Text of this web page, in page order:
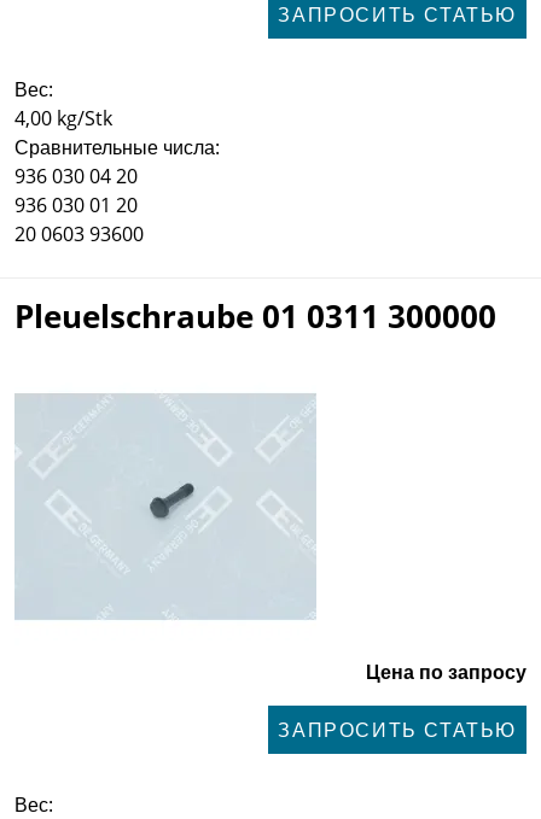
ЗАПРОСИТЬ СТАТЬЮ
Вес:
4,00 kg/Stk
Сравнительные числа:
936 030 04 20
936 030 01 20
20 0603 93600
Pleuelschraube 01 0311 300000
Цена по запросу
ЗАПРОСИТЬ СТАТЬЮ
Вес: